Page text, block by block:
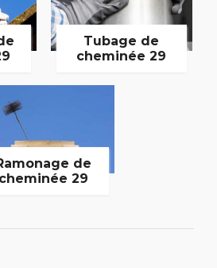
Tubage de
cheminée 29
de
cheminée 29